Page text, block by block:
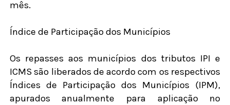
mês.
Índice de Participação dos Municípios
Os repasses aos municípios dos tributos IPI e
ICMS são liberados de acordo com os respectivos
Índices de Participação dos Municípios (IPM),
apurados anualmente para aplicação no